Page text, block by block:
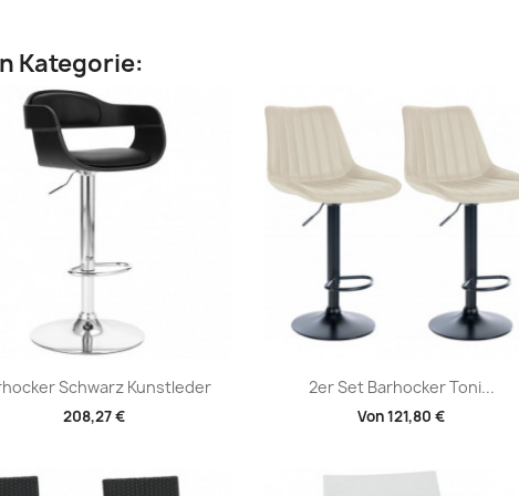
Kategorie:
Schwarz Kunstleder
208,27 €
Vorschau 2er Set Barhocker Toni...
Von121,80 €
Vorschau